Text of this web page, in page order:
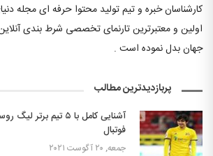
کارشناسان خبره و تیم تولید محتوا حرفه ای مجله
اولین و معتبرترین تارنمای تخصصی شرط بندی
جهان بدل نموده است .
پربازدیدترین مطالب
آشنایی کامل با ۵ تیم
فوتبال
جمعه, ۲۰ آگوست ۲۰۲۱